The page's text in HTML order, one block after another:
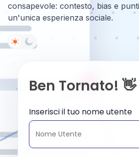
consapevole: contesto, bias e
un'unica esperienza sociale.
Ben Tornato! 👋
Inserisci il tuo nome utente